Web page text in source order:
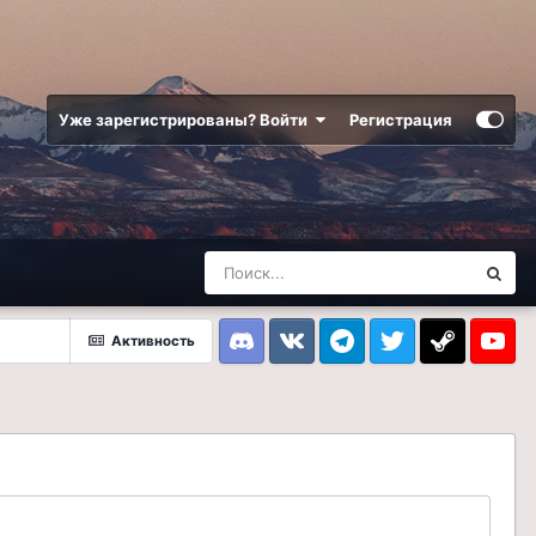
Уже зарегистрированы? Войти Регистрация
Активность
DiscordVK TelegramTwitter Steam